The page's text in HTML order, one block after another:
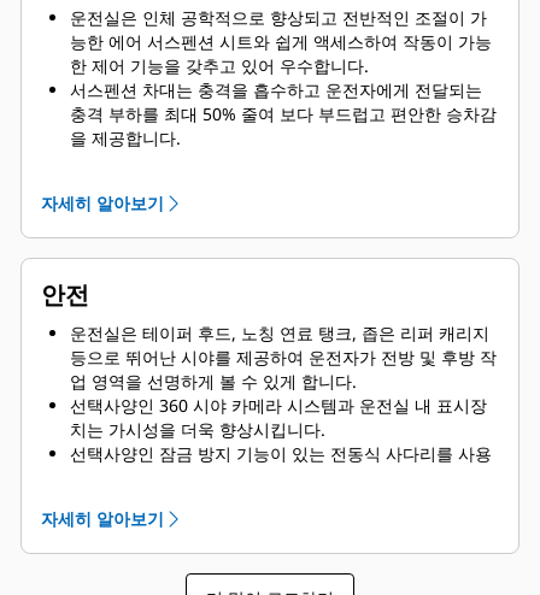
운전실은 인체 공학적으로 향상되고 전반적인 조절이 가
능한 에어 서스펜션 시트와 쉽게 액세스하여 작동이 가능
한 제어 기능을 갖추고 있어 우수합니다.
서스펜션 차대는 충격을 흡수하고 운전자에게 전달되는
충격 부하를 최대 50% 줄여 보다 부드럽고 편안한 승차감
을 제공합니다.
손쉬운 전자식 조향, 리퍼 및 도저 제어에 쉽게 접근할 수
있으며 확실하고 정밀하게 조작할 수 있습니다.
자세히 알아보기
안전
운전실은 테이퍼 후드, 노칭 연료 탱크, 좁은 리퍼 캐리지
등으로 뛰어난 시야를 제공하여 운전자가 전방 및 후방 작
업 영역을 선명하게 볼 수 있게 합니다.
선택사양인 360 시야 카메라 시스템과 운전실 내 표시장
치는 가시성을 더욱 향상시킵니다.
선택사양인 잠금 방지 기능이 있는 전동식 사다리를 사용
그리스 주입 지점 및 힌지형 벨리 보호대의 보조 유지 장
치로 서비스 담당자에게 더 안전한 환경을 제공합니다.
자세히 알아보기